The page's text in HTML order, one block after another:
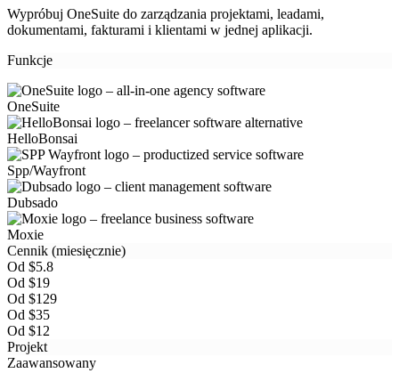
Wypróbuj OneSuite do zarządzania projektami, leadami,
dokumentami, fakturami i klientami w jednej aplikacji.
Funkcje
OneSuite
HelloBonsai
Spp/Wayfront
Dubsado
Moxie
Cennik (miesięcznie)
Od $5.8
Od $19
Od $129
Od $35
Od $12
Projekt
Zaawansowany